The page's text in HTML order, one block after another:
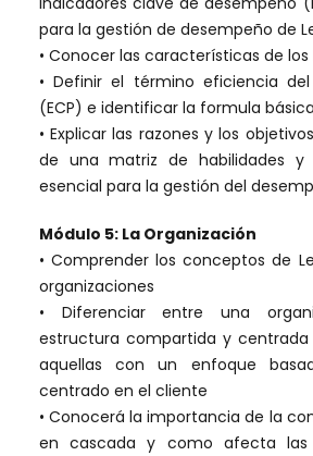
para la gestión de desempeño de
• Conocer las características de los
• Definir el término eficiencia
(ECP) e identificar la formula
• Explicar las razones y los
de una matriz de habilidades y
esencial para la gestión del
Módulo 5: La Organización
• Comprender los conceptos de
organizaciones
• Diferenciar entre una
estructura compartida y
aquellas con un enfoque
centrado en el cliente
• Conocerá la importancia de la
en cascada y como afecta las